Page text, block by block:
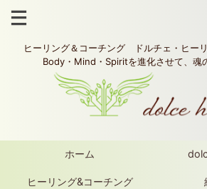
ヒーリング＆コーチング ドルチェ・ヒ
Body・Mind・Spiritを進化させて、魂
ホーム
ヒーリング&コーチング